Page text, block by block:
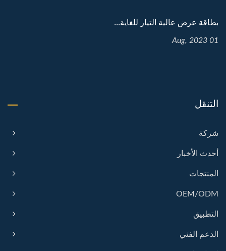
بطاقة عرض عالية التيار للغاية...
01 Aug, 2023
التنقل
شركة
أحدث الأخبار
المنتجات
OEM/ODM
التطبيق
الدعم الفني